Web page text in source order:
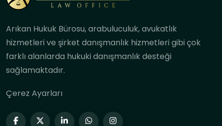
Arıkan Hukuk Bürosu, arabuluculuk, avukatlık
hizmetleri ve şirket danışmanlık hizmetleri gibi çok
farklı alanlarda hukuki danışmanlık desteği
sağlamaktadır.
Çerez Ayarları